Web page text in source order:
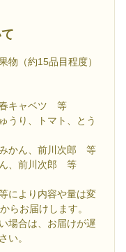
物（約15品目程度）
春キャベツ 等
うり、トマト、とう
かん、前川次郎 等
ん、前川次郎 等
により内容や量は変
らお届けします。
場合は、お届けが遅
い。